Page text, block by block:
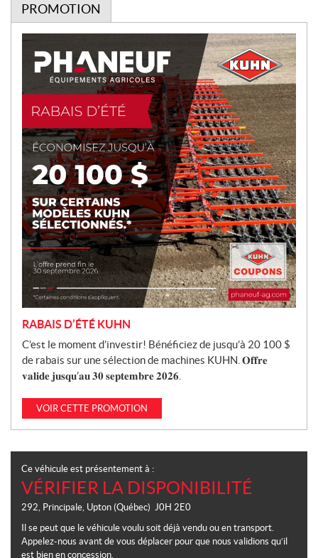
PROMOTION
m
i
o
RABAIS D’ÉTÉ KUHN
C’est le moment d’investir! Bénéficiez de jusqu’à 20 100 $
de rabais sur une sélection de machines KUHN. 𝐎𝐟𝐟𝐫𝐞
𝐯𝐚𝐥𝐢𝐝𝐞 𝐣𝐮𝐬𝐪𝐮’𝐚𝐮 𝟑𝟎 𝐬𝐞𝐩𝐭𝐞𝐦𝐛𝐫𝐞 𝟐𝟎𝟐𝟔.
VOIR CETTE PROMOTION
Ce véhicule est présentement à :
VÉRIFIER LA DISPONIBILITÉ
292, Principale Upton (Québec) J0H 2E0
Il se peut que le véhicule voulu soit déjà vendu ou en transport.
Appelez-nous avant de vous déplacer pour que nous validions qu’il
est bien en concession.